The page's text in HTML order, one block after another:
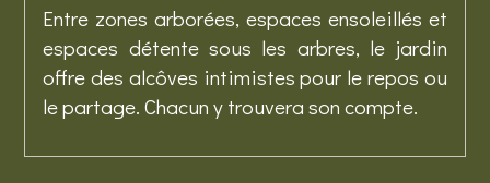
Entre zones arborées, espaces ensoleillés et
espaces détente sous les arbres, le jardin
offre des alcôves intimistes pour le repos ou
le partage. Chacun y trouvera son compte.